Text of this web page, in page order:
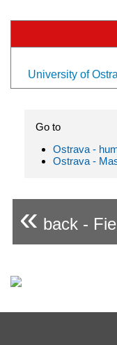
University of
Go to
Ostrava -
Ostrava -
« back -